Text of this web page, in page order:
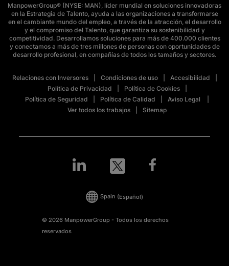
ManpowerGroup® (NYSE: MAN), líder mundial en soluciones innovadoras
en la Estrategia de Talento, ayuda a las organizaciones a transformarse
en el cambiante mundo del empleo, a través de la atracción, el desarrollo
y el compromiso del Talento, que garantiza su sostenibilidad y
competitividad. Desarrollamos soluciones para más de 400.000 clientes
y conectamos a más de tres millones de personas con oportunidades de
desarrollo profesional, en compañías de todos los tamaños y sectores.
Relaciones con Inversores Condiciones de uso
Accesibilidad
Política de Privacidad
Política de Cookies
Política de Seguridad
Política de Calidad
Aviso Legal
Ver todos los trabajos
Sitemap
© 2026 ManpowerGroup - Todos los derechos
reservados
Spain (Español)